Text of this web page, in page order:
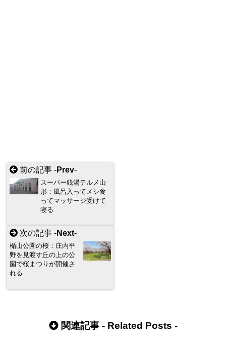
前の記事 -Prev-
スーパー銭湯テルメ山
形：風呂入ってメシ食
ってマッサージ受けて
寝る
次の記事 -Next-
楯山公園の桜：庄内平
野を見渡す丘の上の公
園で桜まつりが開催さ
れる
関連記事 - Related Posts -